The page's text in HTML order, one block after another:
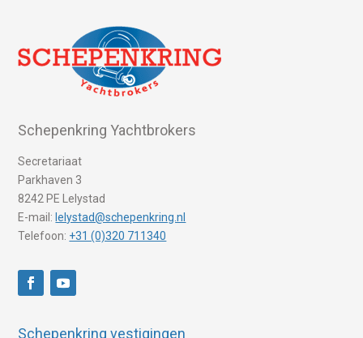
Schepenkring Yachtbrokers
Secretariaat
Parkhaven 3
8242 PE Lelystad
E-mail: lelystad@schepenkring.nl
Telefoon: +31 (0)320 711340
Schepenkring vestigingen